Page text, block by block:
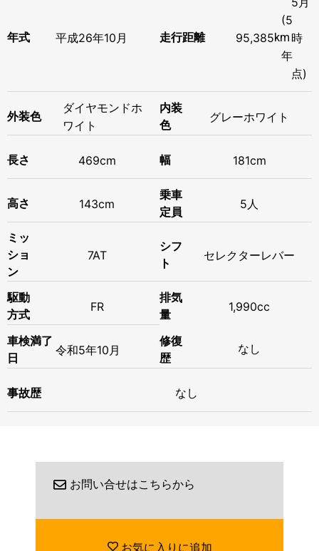
年式 平成26年10月 走行距離 95,385km
(5
年
時
点)
外装色
ダイヤモンドホ
ワイト
内装
色
グレーホワイト
長さ 469cm 幅 181cm
高さ 143cm
乗車
定員
5人
ミッ
ショ
ン
7AT
シフ
ト
セレクターレバー
駆動
方式
FR
排気
量
1,990cc
車検満了
日
令和5年10月
修復
歴
なし
事故歴 なし
お問い合せはこちらから
お気に入りに追加